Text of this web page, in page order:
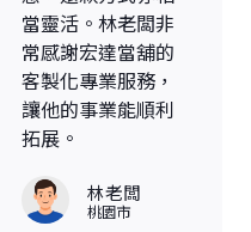
當靈活。林老闆非
常感謝宏達當舖的
客製化專業服務，
讓他的事業能順利
拓展。
林老闆
桃園市